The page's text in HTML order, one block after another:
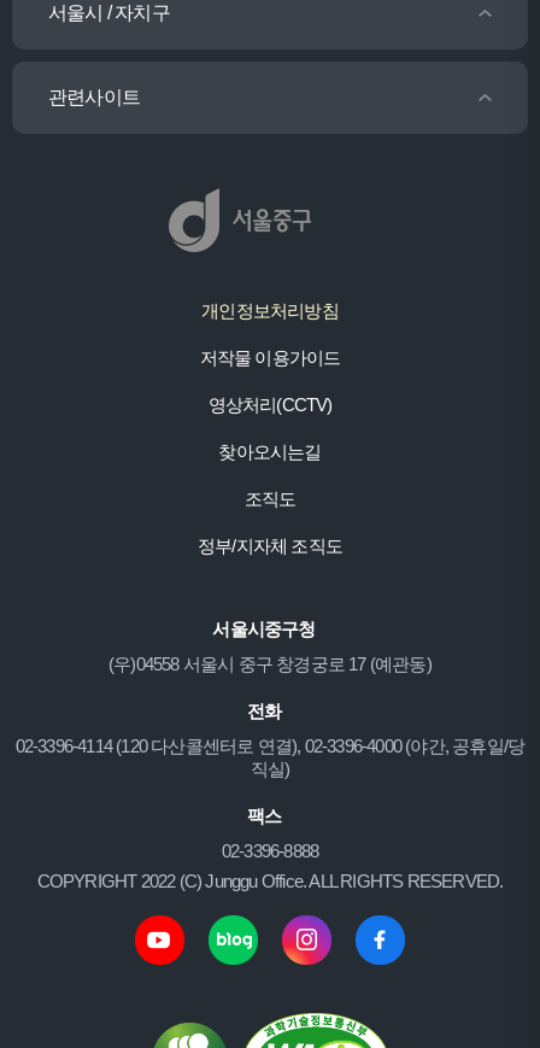
서울시 / 자치구
관련사이트
개인정보처리방침
저작물 이용가이드
영상처리(CCTV)
찾아오시는길
조직도
정부/지자체 조직도
서울시중구청
(우)04558 서울시 중구 창경궁로 17 (예관동)
전화
02-3396-4114 (120 다산콜센터로 연결), 02-3396-4000 (야간, 공휴일/당
직실)
팩스
02-3396-8888
COPYRIGHT 2022 (C) Junggu Office. ALL RIGHTS RESERVED.